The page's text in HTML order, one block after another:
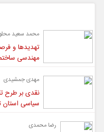
محمد سعید
تهدیدها و
مهندسی
مهدی جمشیدی
نقدی بر طرح
سیاسی استان
رضا محمدی